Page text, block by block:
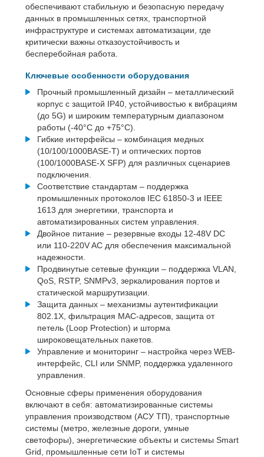
обеспечивают стабильную и безопасную передачу
данных в промышленных сетях, транспортной
инфраструктуре и системах автоматизации, где
критически важны отказоустойчивость и
бесперебойная работа.
Ключевые особенности оборудования
Прочный промышленный дизайн – металлический
корпус с защитой IP40, устойчивостью к вибрациям
(до 5G) и широким температурным диапазоном
работы (-40°C до +75°C).
Гибкие интерфейсы – комбинация медных
(10/100/1000BASE-T) и оптических портов
(100/1000BASE-X SFP) для различных сценариев
подключения.
Соответствие стандартам – поддержка
промышленных протоколов IEC 61850-3 и IEEE
1613 для энергетики, транспорта и
автоматизированных систем управления.
Двойное питание – резервные входы 12-48V DC
или 110-220V AC для обеспечения максимальной
надежности.
Продвинутые сетевые функции – поддержка VLAN,
QoS, RSTP, SNMPv3, зеркалирования портов и
статической маршрутизации.
Защита данных – механизмы аутентификации
802.1X, фильтрация MAC-адресов, защита от
петель (Loop Protection) и шторма
широковещательных пакетов.
Управление и мониторинг – настройка через WEB-
интерфейс, CLI или SNMP, поддержка удаленного
управления.
Основные сферы применения оборудования
включают в себя: автоматизированные системы
управления производством (АСУ ТП), транспортные
системы (метро, железные дороги, умные
светофоры), энергетические объекты и системы Smart
Grid, промышленные сети IoT и системы